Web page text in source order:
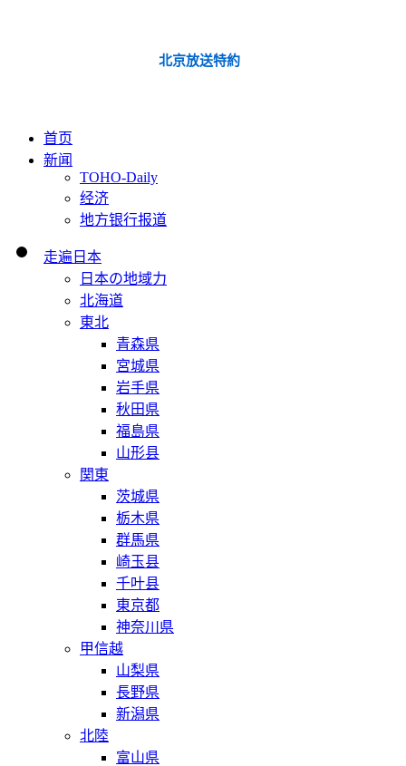
北京放送特約
首页
新闻
TOHO-Daily
经济
地方银行报道
走遍日本
日本の地域力
北海道
東北
青森県
宮城県
岩手県
秋田県
福島県
山形县
関東
茨城県
栃木県
群馬県
崎玉县
千叶县
東京都
神奈川県
甲信越
山梨県
長野県
新潟県
北陸
富山県